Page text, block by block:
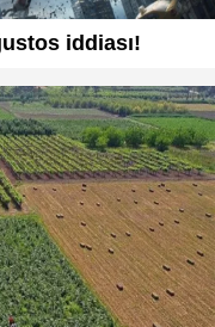
iddiası!